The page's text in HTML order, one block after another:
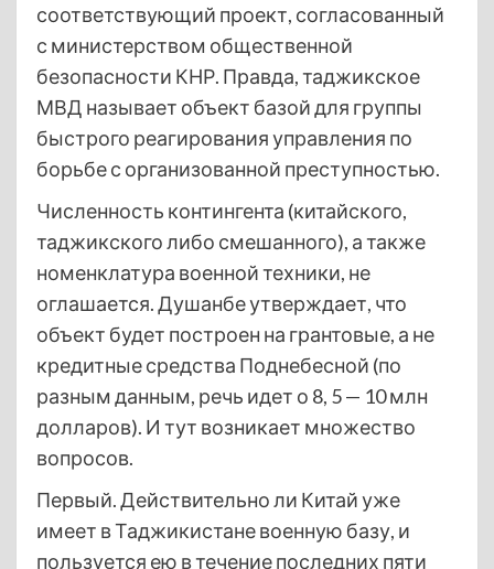
соответствующий проект, согласованный
с министерством общественной
безопасности КНР. Правда, таджикское
МВД называет объект базой для группы
быстрого реагирования управления по
борьбе с организованной преступностью.
Численность контингента (китайского,
таджикского либо смешанного), а также
номенклатура военной техники, не
оглашается. Душанбе утверждает, что
объект будет построен на грантовые, а не
кредитные средства Поднебесной (по
разным данным, речь идет о 8, 5 — 10 млн
долларов). И тут возникает множество
вопросов.
Первый. Действительно ли Китай уже
имеет в Таджикистане военную базу, и
пользуется ею в течение последних пяти